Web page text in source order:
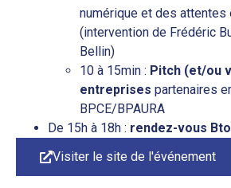
numérique et des attentes
(intervention de Frédéric
Bellin)
10 à 15min : Pitch (et/ou
entreprises partenaires
BPCE/BPAURA
De 15h à 18h : rendez-vous
Visiter le site de l'événement